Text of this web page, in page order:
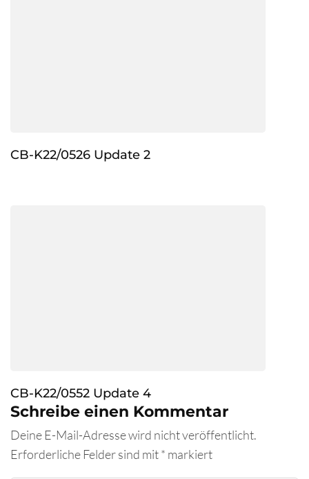
CB-K22/0526 Update 2
CB-K22/0552 Update 4
Schreibe einen Kommentar
Deine E-Mail-Adresse wird nicht veröffentlicht.
Erforderliche Felder sind mit* markiert